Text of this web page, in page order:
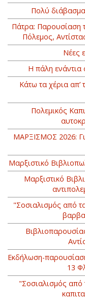
Πολύ διάβασμα
Πάτρα: Παρουσίαση
Πόλεμος,
Νέες
Η πάλη ενάντια
Κάτω τα χέρια απ’
Πολεμικός
ΜΑΡΞΙΣΜΟΣ 2026:
Μαρξιστικό
Μαρξιστικό
"Σοσιαλισμός από
Εκδήλωση-
13
"Σοσιαλισμός από